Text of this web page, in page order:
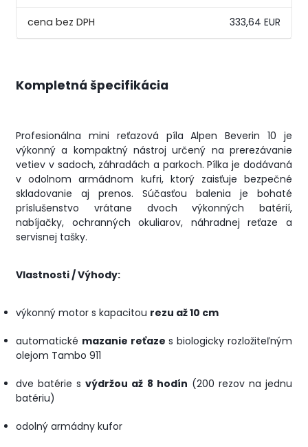
333,64 EUR
Kompletná špecifikácia
Profesionálna mini reťazová píla Alpen Beverin 10 je
výkonný a kompaktný nástroj určený na prerezávanie
vetiev v sadoch, záhradách a parkoch. Pílka je dodávaná
v odolnom armádnom kufri, ktorý zaisťuje bezpečné
skladovanie aj prenos. Súčasťou balenia je bohaté
príslušenstvo vrátane dvoch výkonných batérií,
nabíjačky, ochranných okuliarov, náhradnej reťaze a
servisnej tašky.
Vlastnosti / Výhody:
výkonný motor s kapacitou rezu až 10 cm
automatické mazanie reťaze s biologicky rozložiteľným
olejom Tambo 911
dve batérie svýdržou až 8 hodín (200 rezov na jednu
batériu)
odolný armádny kufor